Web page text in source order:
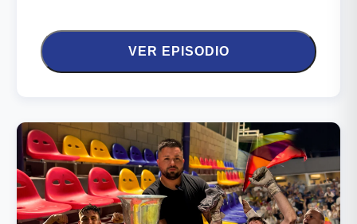
VER EPISODIO